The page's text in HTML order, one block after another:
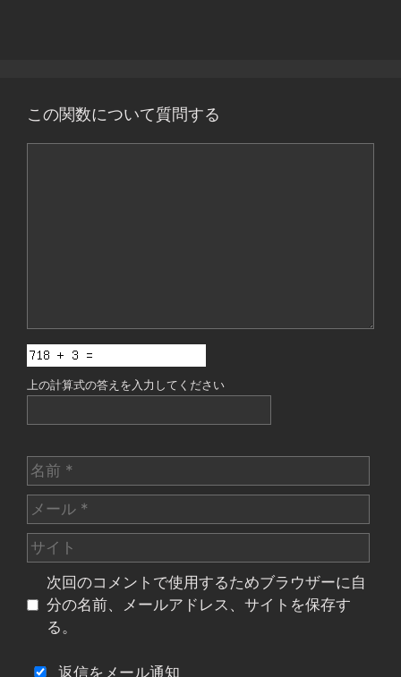
この関数について質問する
上の計算式の答えを入力してください
名
前
メ
ー
ル
サ
イ
次回のコメントで使用するためブラウザーに自
分の名前、メールアドレス、サイトを保存す
る。
返信をメール通知